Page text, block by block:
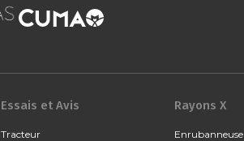
Essais et Avis
Tracteur
Rayons X
Enrubanneuse